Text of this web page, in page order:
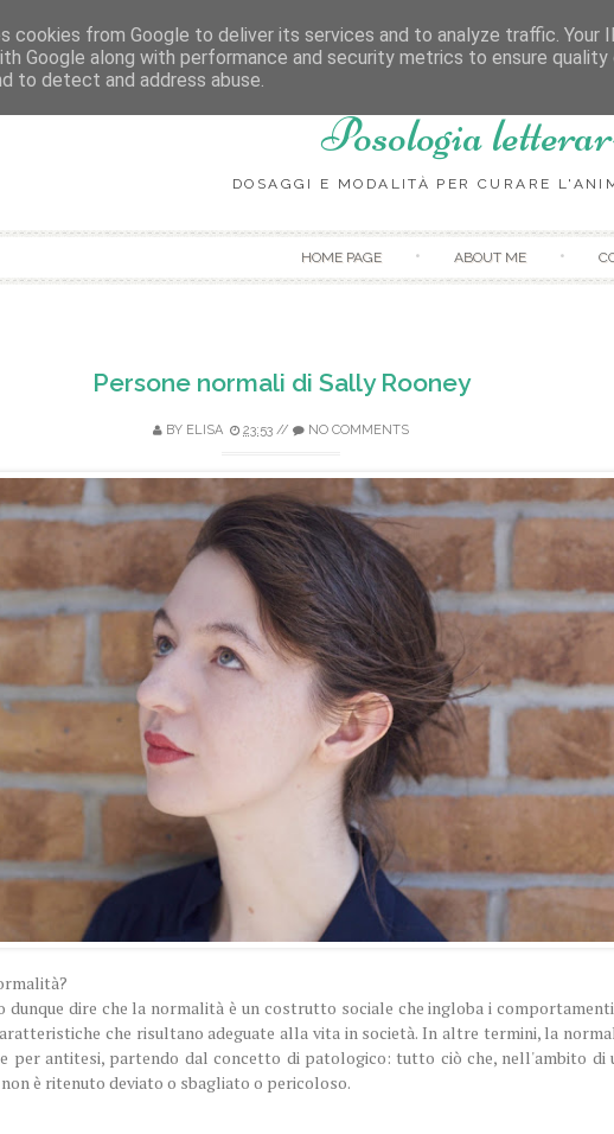
Posologia
DOSAGGI E MODALITÀ PER CURARE
HOME PAGE ABOUT ME
Persone normali di Sally Rooney
BY ELISA 23:53 // NO COMMENTS
dunque dire che la normalità è un costrutto sociale che ingloba i
che risultano adeguate alla vita in società. In altre termini, la
per antitesi, partendo dal concetto di patologico: tutto ciò che, nell'ambito di
è ritenuto deviato o sbagliato o pericoloso.
cookies from Google to deliver its services and to analyze traffic. Your
Google along with performance and security metrics to ensure
to detect and address abuse.